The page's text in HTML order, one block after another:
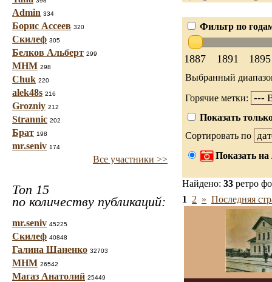
Admin 334
Борис Ассеев 320
Скилеф 305
Белков Альберт 299
МНМ 298
Chuk 220
alek48s 216
Grozniy 212
Strannic 202
Брат 198
mr.seniv 174
Все участники >>
Топ 15
по количеству публикаций:
mr.seniv 45225
Скилеф 40848
Галина Шаненко 32703
МНМ 26542
Магаз Анатолий 25449
Фильтр по
1887 1891 1895
Выбранный
Горячие метки:
Показать
Сортировать по
Показать на
Найдено: 33 ретро
1
2 » Последняя